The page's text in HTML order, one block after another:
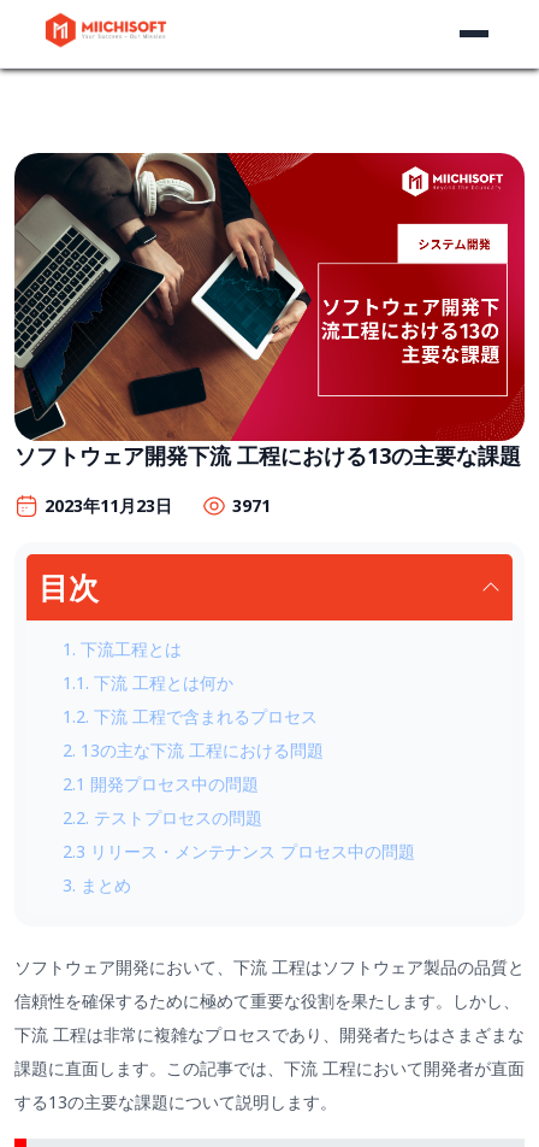
ソフトウェア開発下流 工程における13の主要な課題
2023年11月23日 3971
目次
1. 下流工程とは
1.1. 下流 工程とは何か
1.2. 下流 工程で含まれるプロセス
2. 13の主な下流 工程における問題
2.1 開発プロセス中の問題
2.2. テストプロセスの問題
2.3 リリース・メンテナンス プロセス中の問題
3. まとめ
ソフトウェア開発において、下流 工程はソフトウェア製品の品質と
信頼性を確保するために極めて重要な役割を果たします。しかし、
下流 工程は非常に複雑なプロセスであり、開発者たちはさまざまな
課題に直面します。この記事では、下流 工程において開発者が直面
する13の主要な課題について説明します。